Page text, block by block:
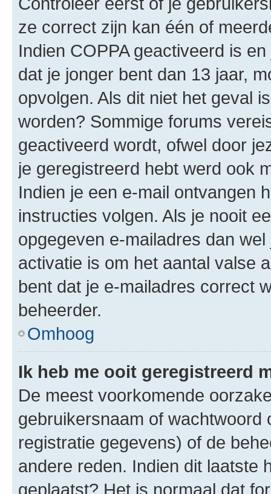
ze correct zijn kan één of
Indien COPPA geactiveerd is
dat je jonger bent dan 13 jaar,
opvolgen. Als dit niet het geval
worden? Sommige forums
geactiveerd wordt, ofwel door
je geregistreerd hebt werd ook
Indien je een e-mail ontvangen
instructies volgen. Als je nooit
opgegeven e-mailadres dan
activatie is om het aantal valse
bent dat je e-mailadres correct
beheerder.
Omhoog
Ik heb me ooit geregistreerd
De meest voorkomende
gebruikersnaam of wachtwoord
registratie gegevens) of de
andere reden. Indien dit laatste
geplaatst? Het is normaal dat